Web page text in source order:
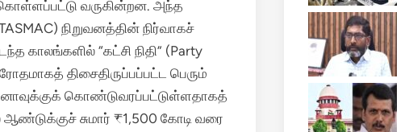
வருகின்றன. அந்த
நிறுவனத்தின் நிர்வாகச்
காலங்களில் “கட்சி நிதி” (Party
திசைதிருப்பப்பட்ட பெரும்
கொண்டுவரப்பட்டுள்ளதாகத்
சுமார் ₹1,500 கோடி வரை